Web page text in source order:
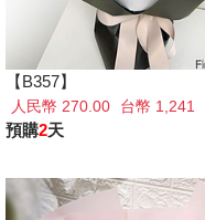
【B357】
人民幣 270.00 台幣 1,241
預購2天